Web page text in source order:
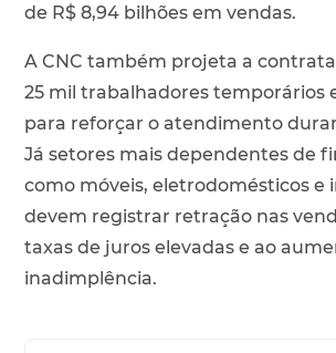
de R$ 8,94 bilhões em vendas.
A CNC também projeta a
25 mil trabalhadores temporários
para reforçar o atendimento
Já setores mais dependentes de
como móveis, eletrodomésticos e
devem registrar retração nas
taxas de juros elevadas e ao
inadimplência.